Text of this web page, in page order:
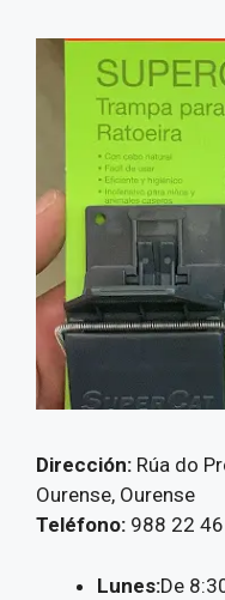
Dirección: Rúa do
Ourense, Ourense
Teléfono: 988 22 46
Lunes:De